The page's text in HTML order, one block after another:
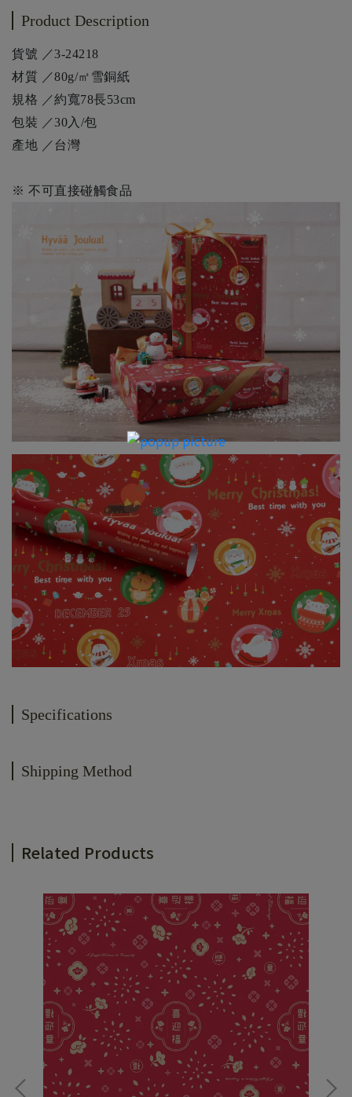
Product Description
貨號 ／3-24218
材質 ／80g/㎡雪銅紙
規格 ／約寬78長53cm
包裝 ／30入/包
產地 ／台灣
※ 不可直接碰觸食品
Specifications
Shipping Method
Related Products